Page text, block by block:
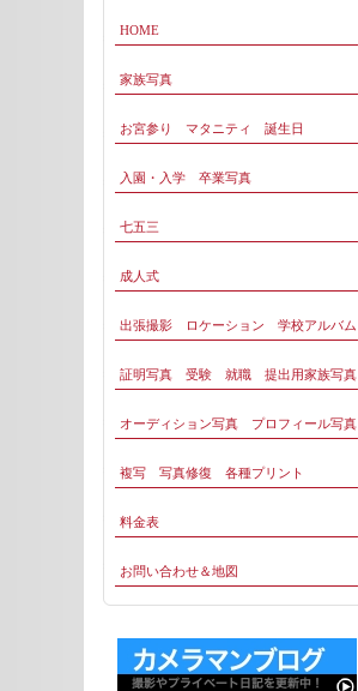
HOME
家族写真
お宮参り マタニティ 誕生日
入園・入学 卒業写真
七五三
成人式
出張撮影 ロケーション 学校アルバム
証明写真 受験 就職 提出用家族写真
オーディション写真 プロフィール写真
複写 写真修復 各種プリント
料金表
お問い合わせ＆地図